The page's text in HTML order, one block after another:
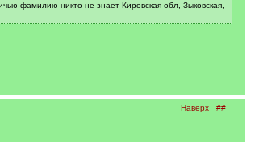
фамилию никто не знает Кировская обл, Зыковская,
Наверх ##